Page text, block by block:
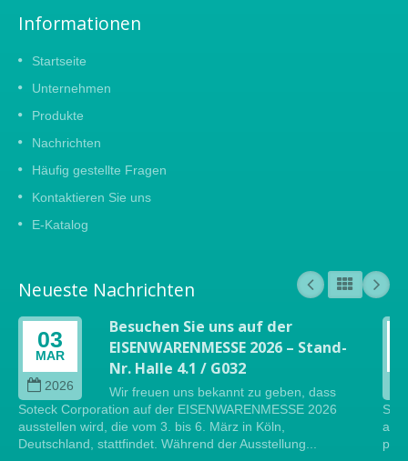
Informationen
Startseite
Unternehmen
Produkte
Nachrichten
Häufig gestellte Fragen
Kontaktieren Sie uns
E-Katalog
Neueste Nachrichten
03
MAR
2026
Besuchen Sie uns auf der
EISENWARENMESSE 2026 – Stand-
Nr. Halle 4.1 / G032
Wir freuen uns bekannt zu geben, dass
Soteck Corporation auf der EISENWARENMESSE 2026
ausstellen wird, die vom 3. bis 6. März in Köln,
Deutschland, stattfindet. Während der Ausstellung...
auf